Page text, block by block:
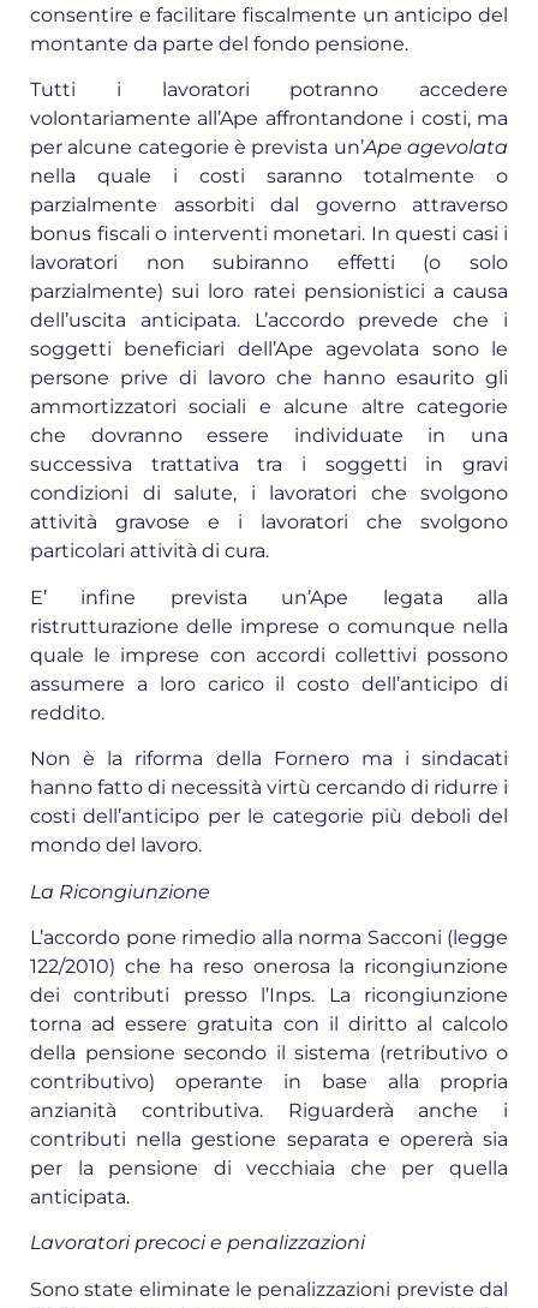
consentire e facilitare fiscalmente un anticipo del
montante da parte del fondo pensione.
Tutti i lavoratori potranno accedere
volontariamente all’Ape affrontandone i costi, ma
per alcune categorie è prevista un’Ape agevolata
nella quale i costi saranno totalmente o
parzialmente assorbiti dal governo attraverso
bonus fiscali o interventi monetari. In questi casi i
lavoratori non subiranno effetti (o solo
parzialmente) sui loro ratei pensionistici a causa
dell’uscita anticipata. L’accordo prevede che i
soggetti beneficiari dell’Ape agevolata sono le
persone prive di lavoro che hanno esaurito gli
ammortizzatori sociali e alcune altre categorie
che dovranno essere individuate in una
successiva trattativa tra i soggetti in gravi
condizioni di salute, i lavoratori che svolgono
attività gravose e i lavoratori che svolgono
particolari attività di cura.
E’ infine prevista un’Ape legata alla
ristrutturazione delle imprese o comunque nella
quale le imprese con accordi collettivi possono
assumere a loro carico il costo dell’anticipo di
reddito.
Non è la riforma della Fornero ma i sindacati
hanno fatto di necessità virtù cercando di ridurre i
costi dell’anticipo per le categorie più deboli del
mondo del lavoro.
La Ricongiunzione
L’accordo pone rimedio alla norma Sacconi (legge
122/2010) che ha reso onerosa la ricongiunzione
dei contributi presso l’Inps. La ricongiunzione
torna ad essere gratuita con il diritto al calcolo
della pensione secondo il sistema (retributivo o
contributivo) operante in base alla propria
anzianità contributiva. Riguarderà anche i
contributi nella gestione separata e opererà sia
per la pensione di vecchiaia che per quella
anticipata.
Lavoratori precoci e penalizzazioni
Sono state eliminate le penalizzazioni previste dal